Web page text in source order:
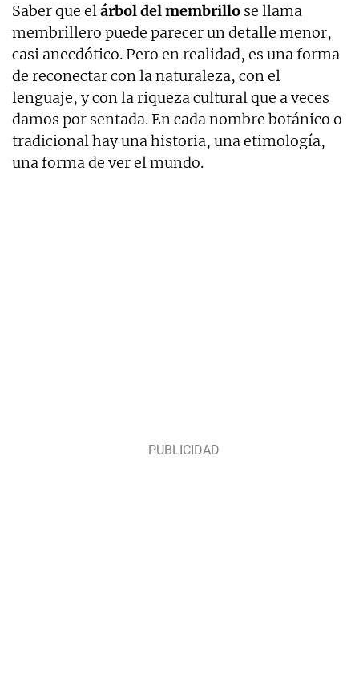
Saber que elárbol del membrillo se llama
membrillero puede parecer un detalle menor,
casi anecdótico. Pero en realidad, es una forma
de reconectar con la naturaleza, con el
lenguaje, y con la riqueza cultural que a veces
damos por sentada. En cada nombre botánico o
tradicional hay una historia, una etimología,
una forma de ver el mundo.